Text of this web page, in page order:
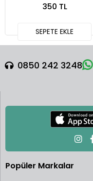
350 TL
SEPETE EKLE
0850 242 3248
Popüler Markalar